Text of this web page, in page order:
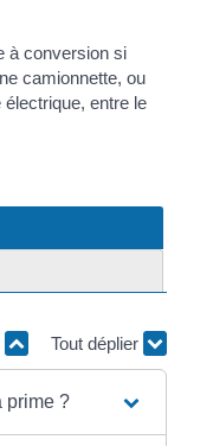
à conversion si
camionnette, ou
entre le
Tout déplier
prime ?